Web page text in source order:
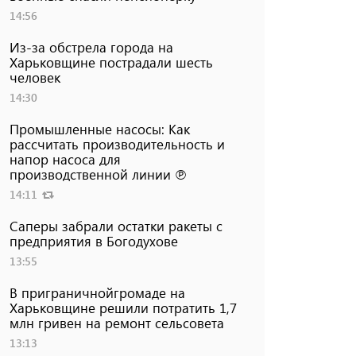
14:56
Из-за обстрела города на
Харьковщине пострадали шесть
человек
14:30
Промышленные насосы: Как
рассчитать производительность и
напор насоса для
производственной линии ℗
14:11
Саперы забрали остатки ракеты с
предприятия в Богодухове
13:55
В приграничнойгромаде на
Харьковщине решили потратить 1,7
млн ​​гривен на ремонт сельсовета
13:13